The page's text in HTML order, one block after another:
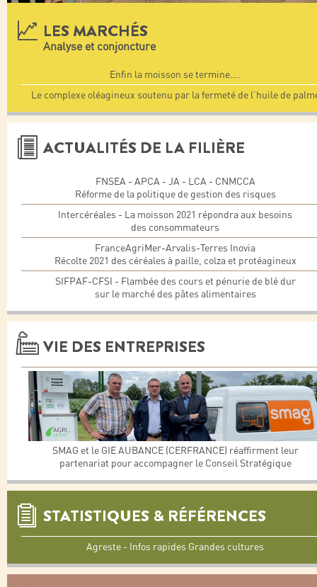
LES MARCHÉS
Analyse et conjoncture
Enfin la moisson se termine….
Le complexe oléagineux soutenu par la fermeté de l’huile de
ACTUALITÉS DE LA FILIÈRE
FNSEA - APCA - JA - LCA - CNMCCA
Réforme de la politique de gestion des risques
Intercéréales - La moisson 2021 répondra aux besoins
des consommateurs
FranceAgriMer-Arvalis-Terres Inovia
Récolte 2021 des céréales à paille, colza et protéagineux
SIFPAF-CFSI - Flambée des cours et pénurie de blé dur
sur le marché des pâtes alimentaires
VIE DES ENTREPRISES
SMAG et le GIE AUBANCE (CERFRANCE) réaffirment leur
partenariat pour accompagner le Conseil Stratégique
STATISTIQUES & RÉFÉRENCES
Agreste - Infos rapides Grandes cultures